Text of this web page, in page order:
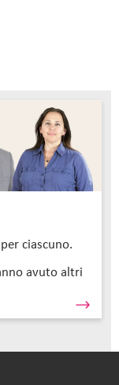
ciascuno.
avuto altri